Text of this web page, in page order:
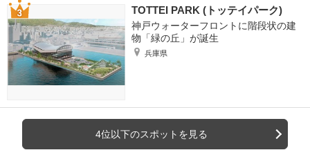
TOTTEI PARK (トッテイパーク)
神戸ウォーターフロントに階段状の建
物「緑の丘」が誕生
兵庫県
4位以下のスポットを見る